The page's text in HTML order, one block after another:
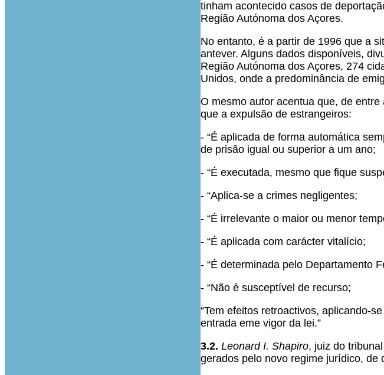
tinham acontecido casos de
Região Autónoma dos Açores.
No entanto, é a partir de 1996 que a
antever. Alguns dados disponíveis,
Região Autónoma dos Açores, 274
Unidos, onde a predominância de
O mesmo autor acentua que, de
que a expulsão de estrangeiros:
- “É aplicada de forma automática
de prisão igual ou superior a um ano;
- “É executada, mesmo que fique
- “Aplica-se a crimes negligentes;
- “É irrelevante o maior ou menor
- “É aplicada com carácter vitalício;
- “É determinada pelo Departamento
- “Não é susceptível de recurso;
“Tem efeitos retroactivos, aplicando-
entrada eme vigor da lei.”
3.2. Leonard I. Shapiro, juiz do
gerados pelo novo regime jurídico, de